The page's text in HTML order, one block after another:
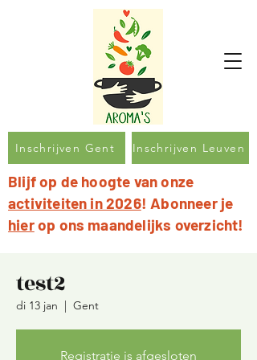
Inschrijven Gent Inschrijven Leuven
Blijf op de hoogte van onze
activiteiten in 2026! Abonneer je
hierop ons maandelijks overzicht!
test2
di 13 jan
  |
Gent
Registratie is afgesloten